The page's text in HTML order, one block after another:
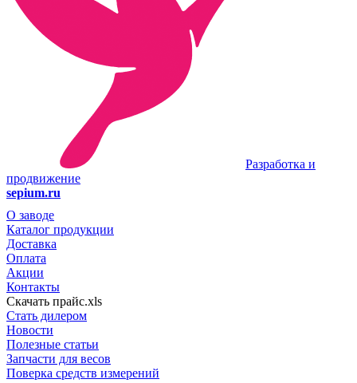
Разработка и
продвижение
sepium.ru
О заводе
Каталог продукции
Доставка
Оплата
Акции
Контакты
Скачать прайс.xls
Стать дилером
Новости
Полезные статьи
Запчасти для весов
Поверка средств измерений